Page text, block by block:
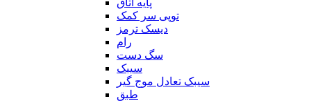
پایه اتاق
توپی سر کمک
دیسک ترمز
رام
سگ دست
سیبک
سیبک تعادل موج گیر
طبق